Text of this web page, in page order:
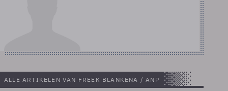
ALLE ARTIKELEN VAN FREEK BLANKENA / ANP